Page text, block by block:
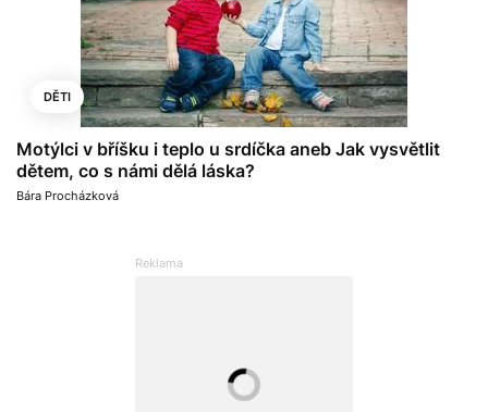
DĚTI
Motýlci v bříšku i teplo u srdíčka aneb Jak vysvětlit
dětem, co s námi dělá láska?
Bára Procházková